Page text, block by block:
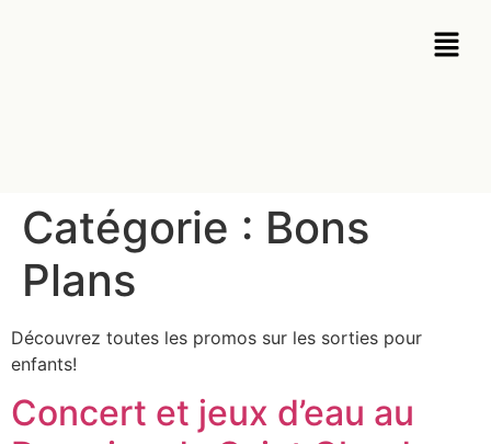
Catégorie : Bons
Plans
Découvrez toutes les promos sur les sorties pour
enfants!
Concert et jeux d’eau au